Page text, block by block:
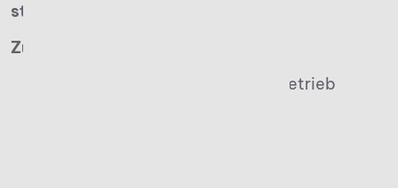
steuerliche Privilegien
Zum Betriebsvermögen zählen:
Wirtschaftsgüter, die dem Betrieb